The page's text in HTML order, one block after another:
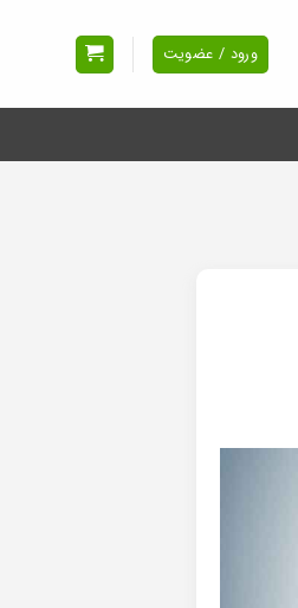
ورود / عضویت